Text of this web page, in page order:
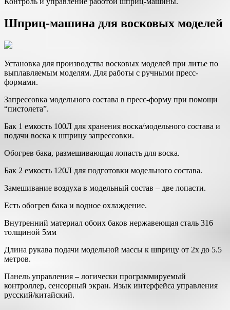
Шприц-машина для восковых моделей
Установка для производства восковых моделей при литье по
выплавляемым моделям. Для работы с ручными пресс-
формами.
Запрессовка модельного состава в пресс-форму при помощи
“пистолета”.
Бак 1 емкость 100Л для хранения воска/модельного состава и
подачи воска к шприцу запрессовки.
Обогрев бака, размешивающая лопасть для воска.
Бак 2 емкость 120Л для подготовки модельного состава.
Замешивание воздуха в модельный состав – две лопасти.
Есть обогрев бака и водное охлаждение.
Внутренний материал обоих баков нержавеющая сталь 316
толщиной 5мм
Длина рукава подачи модельной массы к шприцу от 2х до 5.5
метров.
Панель управления – логически программируемый
контроллер, сенсорный экран. Язык интерфейса управления
русский/китайский.